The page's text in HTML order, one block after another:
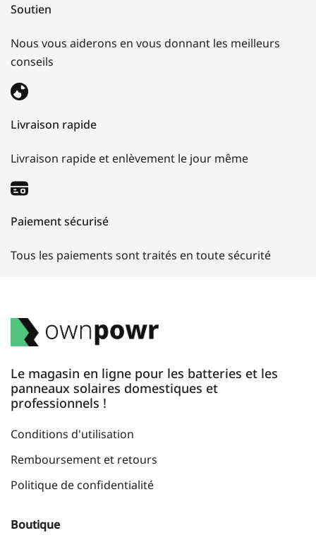
Soutien
Nous vous aiderons en vous donnant les meilleurs
conseils
Livraison rapide
Livraison rapide et enlèvement le jour même
Paiement sécurisé
Tous les paiements sont traités en toute sécurité
Le magasin en ligne pour les batteries et les
panneaux solaires domestiques et
professionnels !
Conditions d'utilisation
Remboursement et retours
Politique de confidentialité
Boutique